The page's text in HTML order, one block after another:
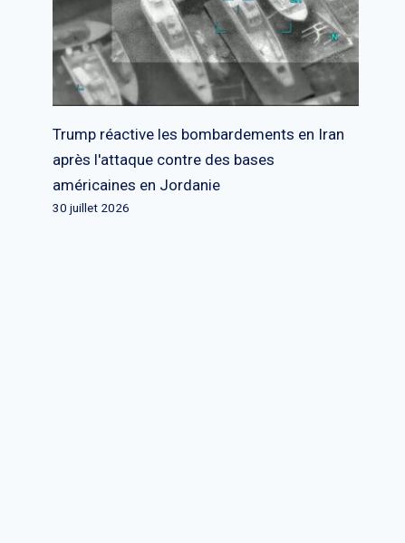
Trump réactive les bombardements en Iran
après l'attaque contre des bases
américaines en Jordanie
30 juillet 2026